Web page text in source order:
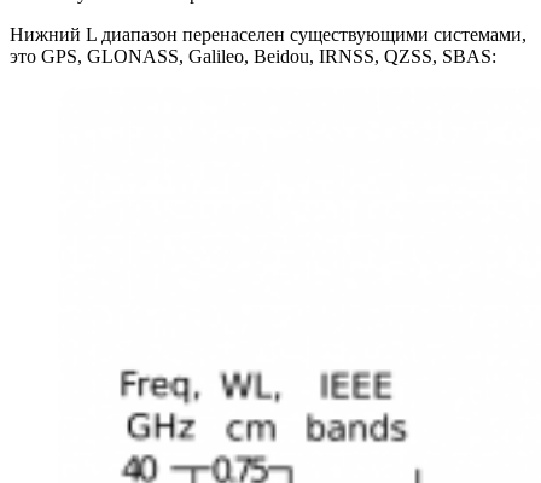
Нижний L диапазон перенаселен существующими системами,
это GPS, GLONASS, Galileo, Beidou, IRNSS, QZSS, SBAS: